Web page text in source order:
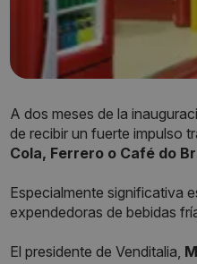
A dos meses de la
de recibir un fuerte impulso
Cola, Ferrero o Café do
Especialmente significativa
expendedoras de bebidas
El presidente de Venditalia,